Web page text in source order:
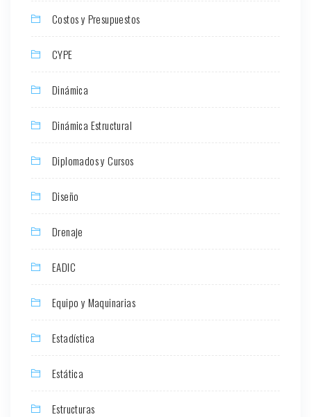
Costos y Presupuestos
CYPE
Dinámica
Dinámica Estructural
Diplomados y Cursos
Diseño
Drenaje
EADIC
Equipo y Maquinarias
Estadística
Estática
Estructuras